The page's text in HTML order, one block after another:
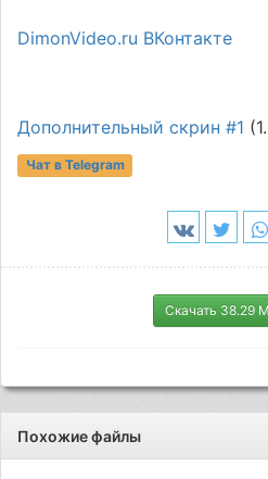
DimonVideo.ru ВКонтакте
Дополнительный скрин #1
Чат в Telegram
Скачать 38.29
Похожие файлы